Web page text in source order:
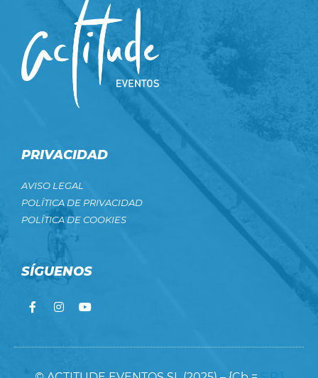
PRIVACIDAD
AVISO LEGAL
POLÍTICA DE PRIVACIDAD
POLÍTICA DE COOKIES
SÍGUENOS